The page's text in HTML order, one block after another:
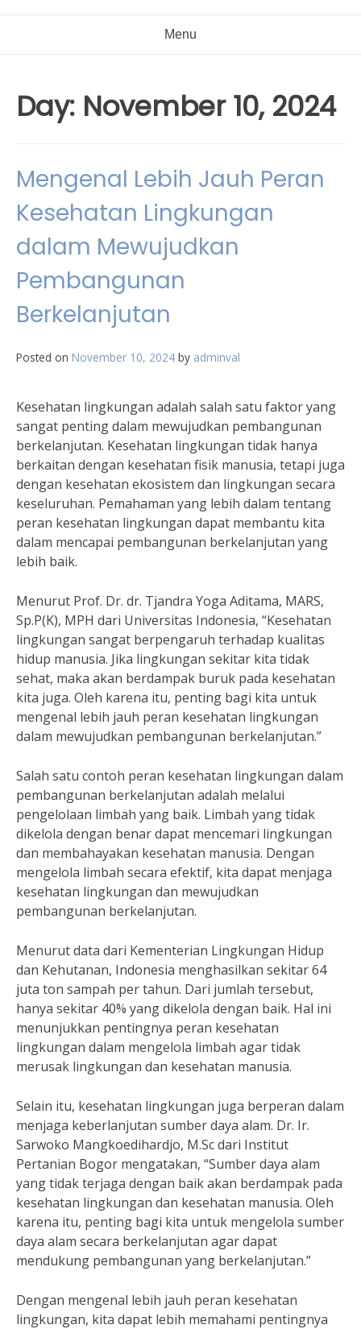
Menu
Day: November 10, 2024
Mengenal Lebih Jauh Peran
Kesehatan Lingkungan
dalam Mewujudkan
Pembangunan
Berkelanjutan
Posted on November 10, 2024 by adminval
Kesehatan lingkungan adalah salah satu faktor yang
sangat penting dalam mewujudkan pembangunan
berkelanjutan. Kesehatan lingkungan tidak hanya
berkaitan dengan kesehatan fisik manusia, tetapi juga
dengan kesehatan ekosistem dan lingkungan secara
keseluruhan. Pemahaman yang lebih dalam tentang
peran kesehatan lingkungan dapat membantu kita
dalam mencapai pembangunan berkelanjutan yang
lebih baik.
Menurut Prof. Dr. dr. Tjandra Yoga Aditama, MARS,
Sp.P(K), MPH dari Universitas Indonesia, “Kesehatan
lingkungan sangat berpengaruh terhadap kualitas
hidup manusia. Jika lingkungan sekitar kita tidak
sehat, maka akan berdampak buruk pada kesehatan
kita juga. Oleh karena itu, penting bagi kita untuk
mengenal lebih jauh peran kesehatan lingkungan
dalam mewujudkan pembangunan berkelanjutan.”
Salah satu contoh peran kesehatan lingkungan dalam
pembangunan berkelanjutan adalah melalui
pengelolaan limbah yang baik. Limbah yang tidak
dikelola dengan benar dapat mencemari lingkungan
dan membahayakan kesehatan manusia. Dengan
mengelola limbah secara efektif, kita dapat menjaga
kesehatan lingkungan dan mewujudkan
pembangunan berkelanjutan.
Menurut data dari Kementerian Lingkungan Hidup
dan Kehutanan, Indonesia menghasilkan sekitar 64
juta ton sampah per tahun. Dari jumlah tersebut,
hanya sekitar 40% yang dikelola dengan baik. Hal ini
menunjukkan pentingnya peran kesehatan
lingkungan dalam mengelola limbah agar tidak
merusak lingkungan dan kesehatan manusia.
Selain itu, kesehatan lingkungan juga berperan dalam
menjaga keberlanjutan sumber daya alam. Dr. Ir.
Sarwoko Mangkoedihardjo, M.Sc dari Institut
Pertanian Bogor mengatakan, “Sumber daya alam
yang tidak terjaga dengan baik akan berdampak pada
kesehatan lingkungan dan kesehatan manusia. Oleh
karena itu, penting bagi kita untuk mengelola sumber
daya alam secara berkelanjutan agar dapat
mendukung pembangunan yang berkelanjutan.”
Dengan mengenal lebih jauh peran kesehatan
lingkungan, kita dapat lebih memahami pentingnya